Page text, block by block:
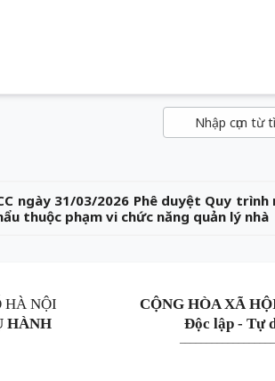
ngày 31/03/2026 Phê duyệt Quy
thuộc phạm vi chức năng quản lý nhà
HÀ NỘI
HÀNH
CỘNG HÒA XÃ
Độc lập - Tự